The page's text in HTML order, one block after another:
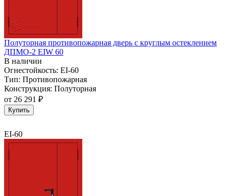
Полуторная противопожарная дверь с круглым остеклением
ДПМО-2 EIW 60
В наличии
Огнестойкость: EI-60
Тип: Противопожарная
Конструкция: Полуторная
от 26 291 ₽
Купить
EI-60